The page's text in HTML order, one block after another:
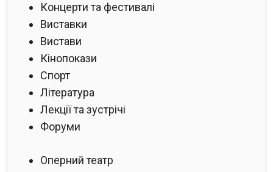
Концерти та фестивалі
Виставки
Вистави
Кінопокази
Спорт
Література
Лекції та зустрічі
Форуми
Оперний театр